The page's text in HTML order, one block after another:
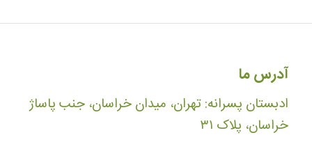
آدرس ما
ادبستان پسرانه: تهران، میدان خراسان، جنب پاساژ
خراسان، پلاک ۳۱